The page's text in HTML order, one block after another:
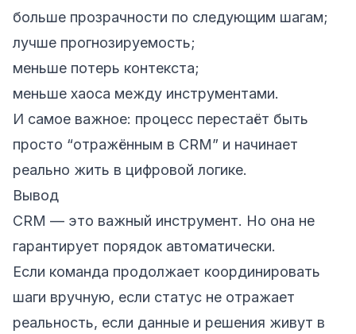
больше прозрачности по следующим шагам;
лучше прогнозируемость;
меньше потерь контекста;
меньше хаоса между инструментами.
И самое важное: процесс перестаёт быть
просто “отражённым в CRM” и начинает
реально жить в цифровой логике.
Вывод
CRM — это важный инструмент. Но она не
гарантирует порядок автоматически.
Если команда продолжает координировать
шаги вручную, если статус не отражает
реальность, если данные и решения живут в